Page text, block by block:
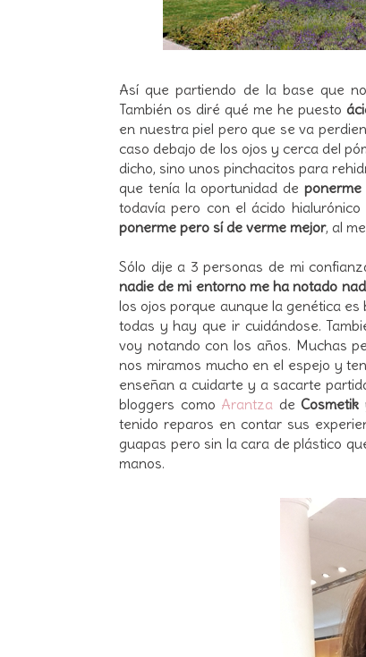
Así que partiendo de la base que
También os diré qué me he puesto
en nuestra piel pero que se va
caso debajo de los ojos y cerca del
dicho, sino unos pinchacitos para
que tenía la oportunidad de
todavía pero con el ácido hialurónico
ponerme pero sí de verme mejor, al
Sólo dije a 3 personas de mi
nadie de mi entorno me ha notado
los ojos porque aunque la genética
todas y hay que ir cuidándose.
voy notando con los años. Muchas
nos miramos mucho en el espejo y
enseñan a cuidarte y a sacarte
bloggers como Arantza deCosmetik
tenido reparos en contar sus
guapas pero sin la cara de plástico
manos.